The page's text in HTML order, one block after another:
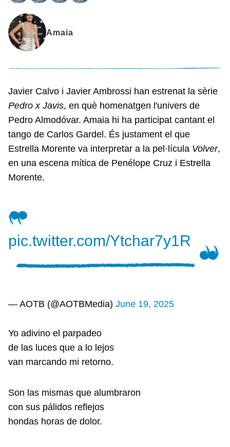
Amaia
Javier Calvo i Javier Ambrossi han estrenat la sèrie
Pedro x Javis, en què homenatgen l'univers de
Pedro Almodóvar. Amaia hi ha participat cantant el
tango de Carlos Gardel. És justament el que
Estrella Morente va interpretar a la pel·lícula Volver,
en una escena mítica de Penélope Cruz i Estrella
Morente.
pic.twitter.com/Ytchar7y1R
— AOTB (@AOTBMedia) June 19, 2025
Yo adivino el parpadeo
de las luces que a lo lejos
van marcando mi retorno.
Son las mismas que alumbraron
con sus pálidos reflejos
hondas horas de dolor.